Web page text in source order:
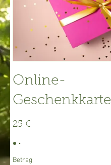
Online-
Geschenkkarte
25 €
Betrag